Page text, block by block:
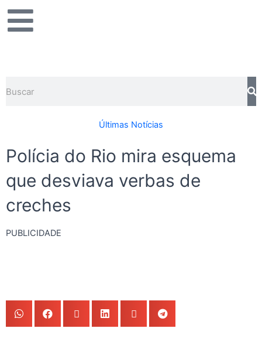
para
Últimas Notícias
Polícia do Rio mira esquema
que desviava verbas de
creches
PUBLICIDADE